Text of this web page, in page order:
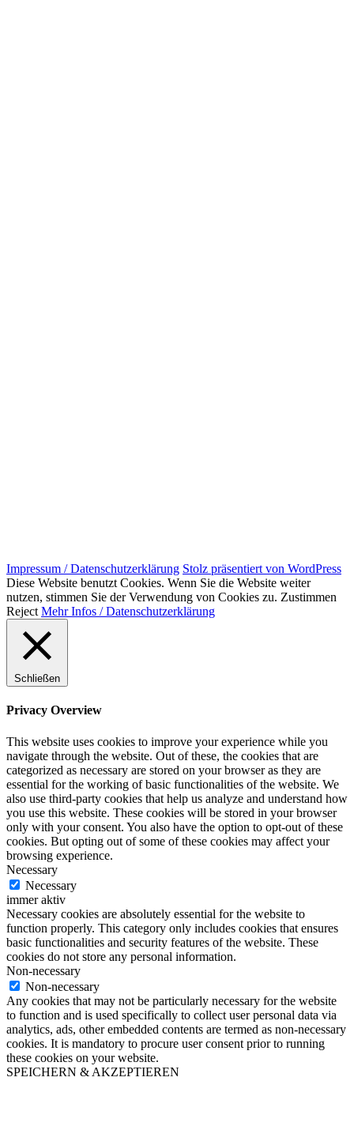
Impressum / Datenschutzerklärung Stolz präsentiert von WordPress
Diese Website benutzt Cookies. Wenn Sie die Website weiter
nutzen, stimmen Sie der Verwendung von Cookies zu. Zustimmen
Reject Mehr Infos / Datenschutzerklärung
Schließen
Privacy Overview
This website uses cookies to improve your experience while you
navigate through the website. Out of these, the cookies that are
categorized as necessary are stored on your browser as they are
essential for the working of basic functionalities of the website. We
also use third-party cookies that help us analyze and understand how
you use this website. These cookies will be stored in your browser
only with your consent. You also have the option to opt-out of these
cookies. But opting out of some of these cookies may affect your
browsing experience.
Necessary
Necessary
immer aktiv
Necessary cookies are absolutely essential for the website to
function properly. This category only includes cookies that ensures
basic functionalities and security features of the website. These
cookies do not store any personal information.
Non-necessary
Non-necessary
Any cookies that may not be particularly necessary for the website
to function and is used specifically to collect user personal data via
analytics, ads, other embedded contents are termed as non-necessary
cookies. It is mandatory to procure user consent prior to running
these cookies on your website.
SPEICHERN & AKZEPTIEREN